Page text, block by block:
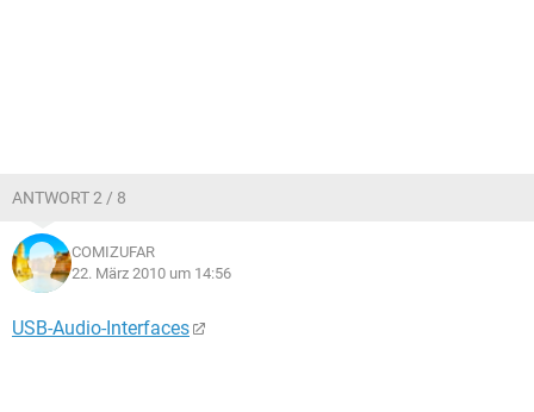
ANTWORT 2 / 8
COMIZUFAR
22. März 2010 um 14:56
USB-Audio-Interfaces